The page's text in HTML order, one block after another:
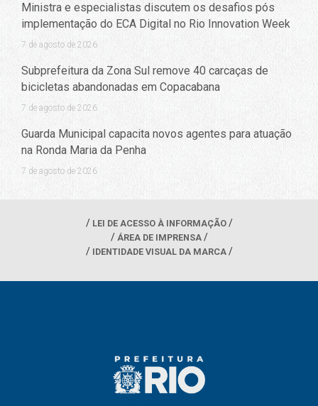
Ministra e especialistas discutem os desafios pós
implementação do ECA Digital no Rio Innovation Week
7 de agosto de 2026
Subprefeitura da Zona Sul remove 40 carcaças de
bicicletas abandonadas em Copacabana
7 de agosto de 2026
Guarda Municipal capacita novos agentes para atuação
na Ronda Maria da Penha
7 de agosto de 2026
LEI DE ACESSO À INFORMAÇÃO
ÁREA DE IMPRENSA
IDENTIDADE VISUAL DA MARCA